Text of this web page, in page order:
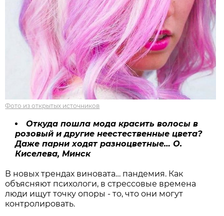
Фото из открытых источников
Откуда пошла мода красить волосы в
розовый и другие неестественные цвета?
Даже парни ходят разноцветные… О.
Киселева, Минск
В новых трендах виновата… пандемия. Как
объясняют психологи, в стрессовые времена
люди ищут точку опоры - то, что они могут
контролировать.